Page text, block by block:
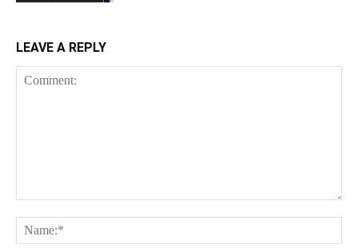
LEAVE A REPLY